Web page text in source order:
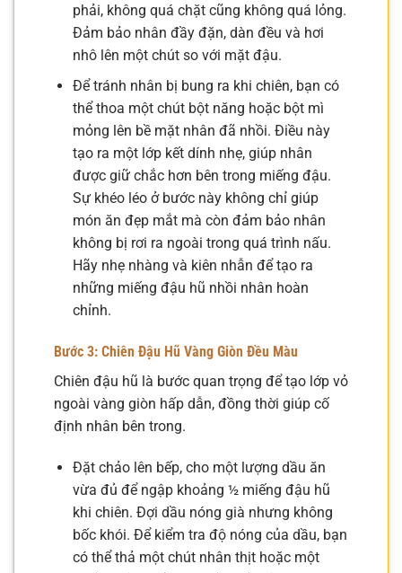
phải, không quá chặt cũng không quá lỏng.
Đảm bảo nhân đầy đặn, dàn đều và hơi
nhô lên một chút so với mặt đậu.
Để tránh nhân bị bung ra khi chiên, bạn có
thể thoa một chút bột năng hoặc bột mì
mỏng lên bề mặt nhân đã nhồi. Điều này
tạo ra một lớp kết dính nhẹ, giúp nhân
được giữ chắc hơn bên trong miếng đậu.
Sự khéo léo ở bước này không chỉ giúp
món ăn đẹp mắt mà còn đảm bảo nhân
không bị rơi ra ngoài trong quá trình nấu.
Hãy nhẹ nhàng và kiên nhẫn để tạo ra
những miếng đậu hũ nhồi nhân hoàn
chỉnh.
Bước 3: Chiên Đậu Hũ Vàng Giòn Đều Màu
Chiên đậu hũ là bước quan trọng để tạo lớp vỏ
ngoài vàng giòn hấp dẫn, đồng thời giúp cố
định nhân bên trong.
Đặt chảo lên bếp, cho một lượng dầu ăn
vừa đủ để ngập khoảng ½ miếng đậu hũ
khi chiên. Đợi dầu nóng già nhưng không
bốc khói. Để kiểm tra độ nóng của dầu, bạn
có thể thả một chút nhân thịt hoặc một